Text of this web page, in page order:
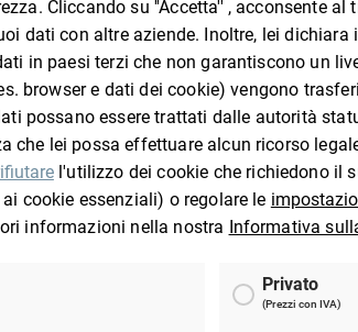
Cod. Art. FVK6/FVK12: con
Materiale:
cartone
Pellicola a bolle due
leggera